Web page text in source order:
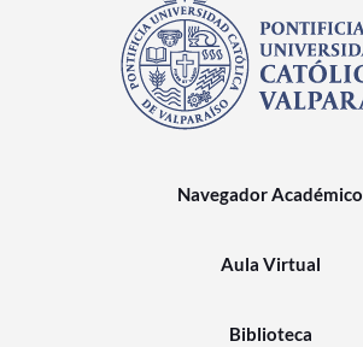
Navegador Académico
Aula Virtual
Biblioteca